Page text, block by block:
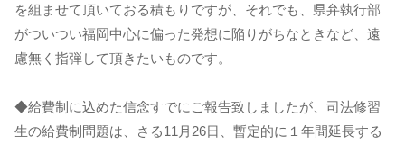
を組ませて頂いておる積もりですが、それでも、県弁執行部
がついつい福岡中心に偏った発想に陥りがちなときなど、遠
慮無く指弾して頂きたいものです。
◆給費制に込めた信念すでにご報告致しましたが、司法修習
生の給費制問題は、さる11月26日、暫定的に１年間延長する